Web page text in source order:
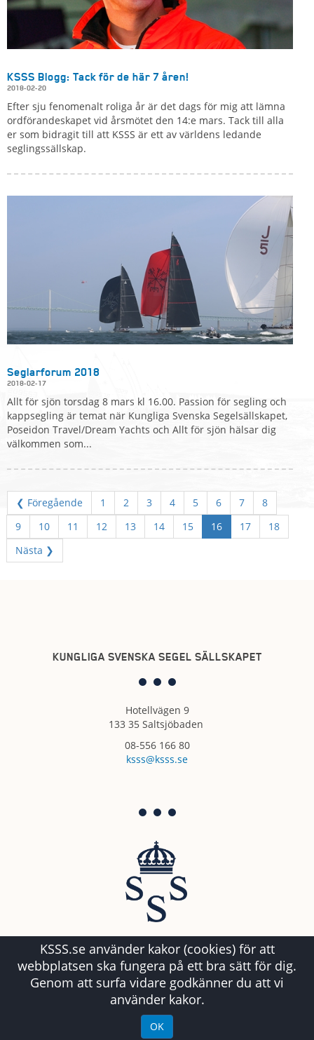
KSSS Blogg: Tack för de här 7 åren!
2018-02-20
Efter sju fenomenalt roliga år är det dags för mig att lämna
ordförandeskapet vid årsmötet den 14:e mars. Tack till alla
er som bidragit till att KSSS är ett av världens ledande
seglingssällskap.
Seglarforum 2018
2018-02-17
Allt för sjön torsdag 8 mars kl 16.00. Passion för segling och
kappsegling är temat när Kungliga Svenska Segelsällskapet,
Poseidon Travel/Dream Yachts och Allt för sjön hälsar dig
välkommen som...
❮ Föregående 1 2 3 4 5 6 7
8
9
10 11 12 13 14 15 16 17
18
Nästa ❯
KSSS.se använder kakor (cookies) för att
webbplatsen ska fungera på ett bra sätt för dig.
Genom att surfa vidare godkänner du att vi
använder kakor.
KUNGLIGA SVENSKA SEGEL SÄLLSKAPET
Hotellvägen 9
133 35 Saltsjöbaden
08-556 166 80
ksss@ksss.se